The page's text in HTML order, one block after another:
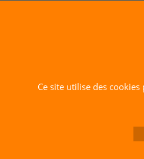
Ce site utilise des